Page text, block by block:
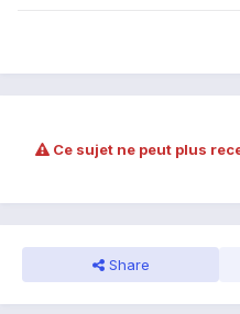
Ce sujet ne peut plus
Share